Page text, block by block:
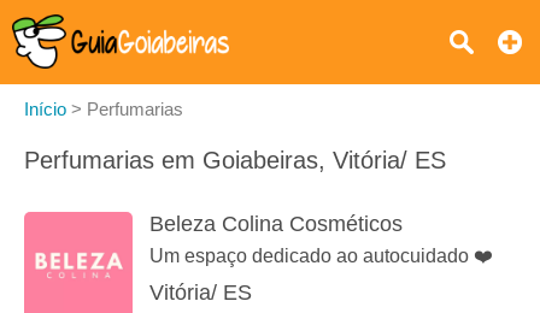
Início > Perfumarias
Perfumarias em Goiabeiras, Vitória/ ES
Beleza Colina Cosméticos
Um espaço dedicado ao autocuidado ❤️
Vitória/ ES